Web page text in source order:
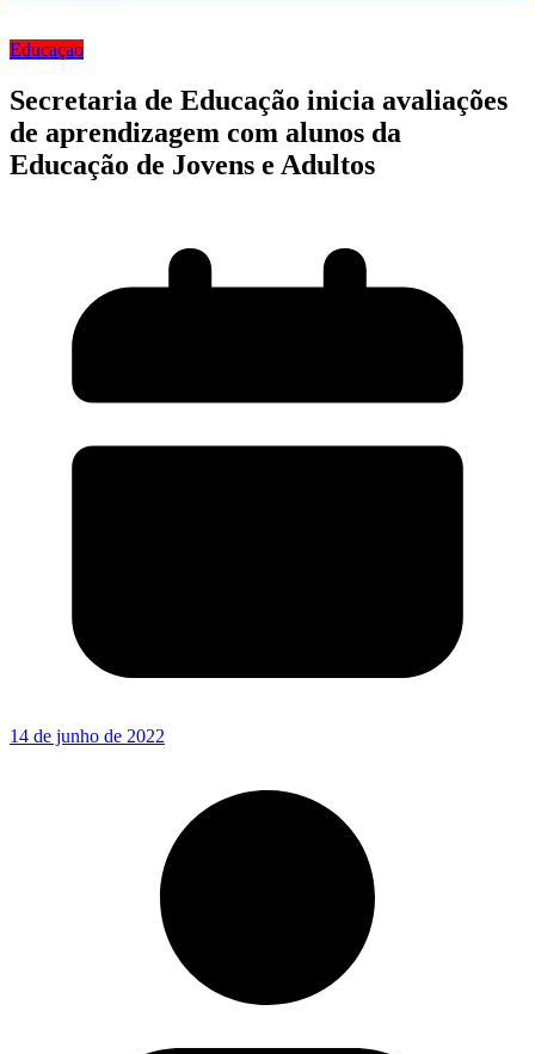
Educaçao
Secretaria de Educação inicia avaliações
de aprendizagem com alunos da
Educação de Jovens e Adultos
14 de junho de 2022